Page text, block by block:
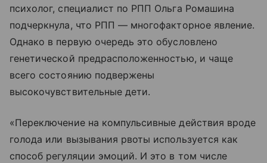
психолог, специалист по РПП Ольга Ромашина
подчеркнула, что РПП — многофакторное явление.
Однако в первую очередь это обусловлено
генетической предрасположенностью, и чаще
всего состоянию подвержены
высокочувствительные дети.
«Переключение на компульсивные действия вроде
голода или вызывания рвоты используется как
способ регуляции эмоций. И это в том числе